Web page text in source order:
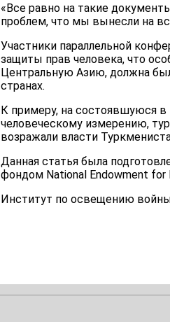
«Все равно на такие
проблем, что мы вынесли на
Участники параллельной
защиты прав человека, что
Центральную Азию, должна
странах.
К примеру, на состоявшуюся
человеческому измерению,
возражали власти
Данная статья была
фондом National Endowment for
Институт по освещению